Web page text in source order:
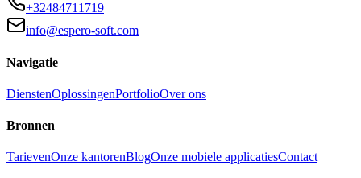
+32484711719
info@espero-soft.com
Navigatie
DienstenOplossingenPortfolioOver ons
Bronnen
TarievenOnze kantorenBlogOnze mobiele applicatiesContact